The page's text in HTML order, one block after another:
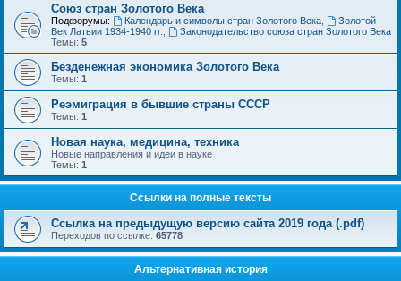
Cоюз стран Золотого Века
Подфорумы: Календарь и символы стран Золотого Века,
Золотой
Век Латвии 1934-1940 гг.
Законодательство союза стран Золотого Века
Темы: 5
Безденежная экономика Золотого Века
Темы: 1
Реэмиграция в бывшие страны СССР
Темы: 1
Новая наука, медицина, техника
Новые направления и идеи в науке
Темы: 1
Ссылки на полные тексты
Ссылка на предыдущую версию сайта 2019 года (.pdf)
Переходов по ссылке: 65778
Альтернативная история